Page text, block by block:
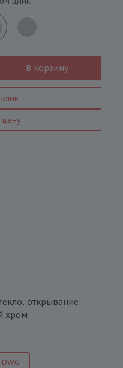
В корзину
цену
открывание
хром